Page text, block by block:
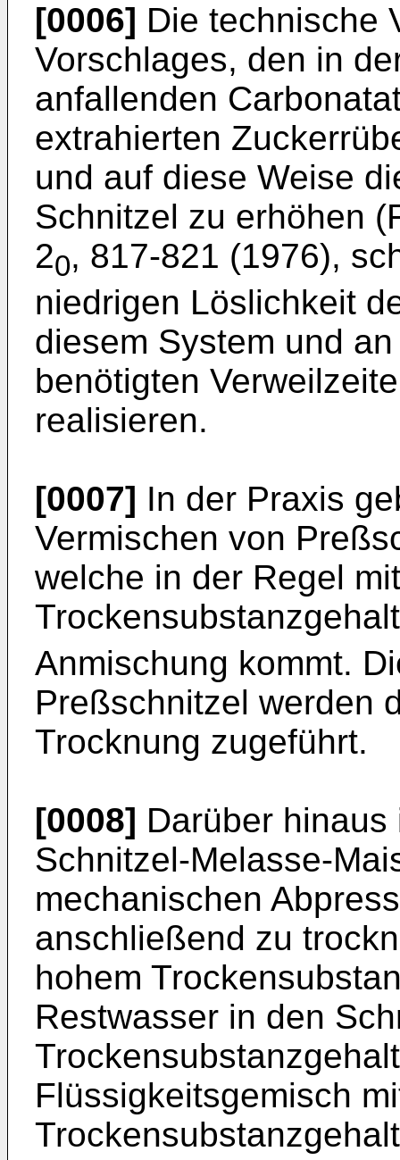
[0006] Die technische
Vorschlages, den in
anfallenden
extrahierten
und auf diese Weise
Schnitzel zu erhöhen
20, 817-821 (1976),
niedrigen Löslichkeit
diesem System und
benötigten
realisieren.
[0007] In der Praxis
Vermischen von
welche in der Regel
Anmischung kommt.
Preßschnitzel werden
Trocknung zugeführt.
[0008] Darüber
Schnitzel-Melasse-
mechanischen
anschließend zu
hohem
Restwasser in den
Flüssigkeitsgemisch